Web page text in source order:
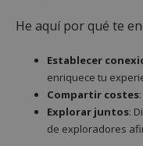
He aquí por qué te
Establecer
enriquece tu
Compartir costes
Explorar juntos:
de exploradores